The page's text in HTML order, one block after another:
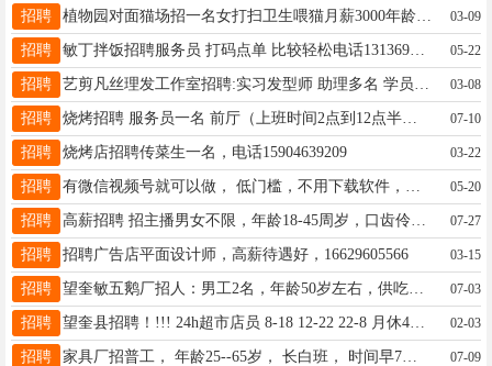
招聘 植物园对面猫场招一名女打扫卫生喂猫月薪3000年龄50多都可以干。要求干净利落喜欢猫。早6点到中午11点，下午2点到晚6点。联系电话18745579621 03-09
招聘 敏丁拌饭招聘服务员 打码点单 比较轻松电话13136923169 05-22
招聘 03-08
招聘 烧烤招聘 服务员一名 前厅（上班时间2点到12点半） ☎:15546557763（微信同步） 07-10
招聘 烧烤店招聘传菜生一名，电话15904639209 03-22
招聘 05-20
招聘 高薪招聘 招主播男女不限，年龄18-45周岁，口齿伶俐，照稿念，有老师带，自己能独立直播后可居家，时间自由，薪资待遇4k~8k底薪+提成 有工作经验优先15146299678 07-27
招聘 招聘广告店平面设计师，高薪待遇好，16629605566 03-15
招聘 望奎敏五鹅厂招人：男工2名，年龄50岁左右，供吃供住，伙食好待遇好，工作简单，老板事少，人还好，工资4000，联系电话15945551389 07-03
招聘 望奎县招聘！!!! 24h超市店员 8-18 12-22 22-8 月休4天，3000-4000 同事好相处 有意向联系我:15145500796（微信同步） 02-03
招聘 家具厂招普工， 年龄25--65岁， 长白班， 时间早7点至晚5.30分 工资面议 联系电话：18645558784康厂长 07-09